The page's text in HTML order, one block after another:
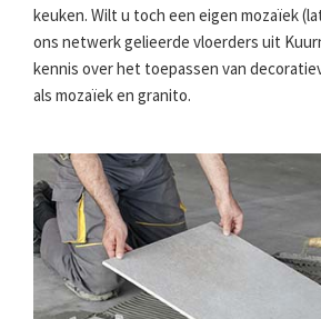
keuken. Wilt u toch een eigen mozaïek
ons netwerk gelieerde vloerders uit
kennis over het toepassen van
als mozaïek en granito.